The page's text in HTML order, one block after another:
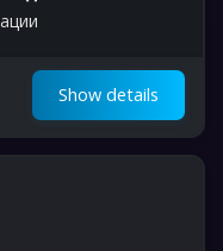
Show details